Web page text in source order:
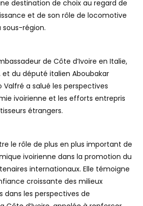
destination de choix au regard de
et de son rôle de locomotive
région.
de Côte d’Ivoire en Italie,
et du député italien Aboubakar
Valfré a salué les perspectives
ivoirienne et les efforts entrepris
étrangers.
le rôle de plus en plus important de
ivoirienne dans la promotion du
internationaux. Elle témoigne
croissante des milieux
dans les perspectives de